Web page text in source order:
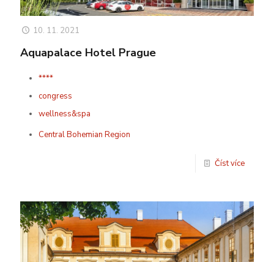
10. 11. 2021
Aquapalace Hotel Prague
****
congress
wellness&spa
Central Bohemian Region
Číst více